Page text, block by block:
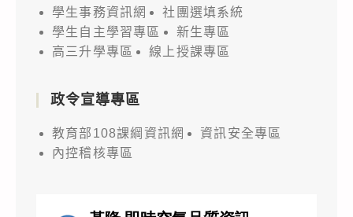
學生事務資訊網
社團選填系統
學生自主學習專區
新生專區
高三升學專區
線上授課專區
政令宣導專區
教育部108課綱資訊網
資訊安全專區
內控稽核專區